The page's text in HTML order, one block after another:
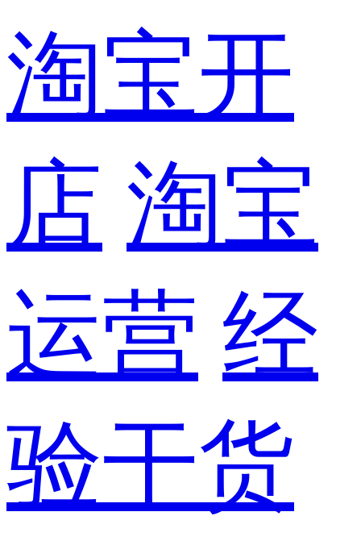
淘宝开
店 淘宝
运营 经
验干货